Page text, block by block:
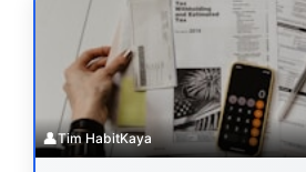
👤Tim HabitKaya